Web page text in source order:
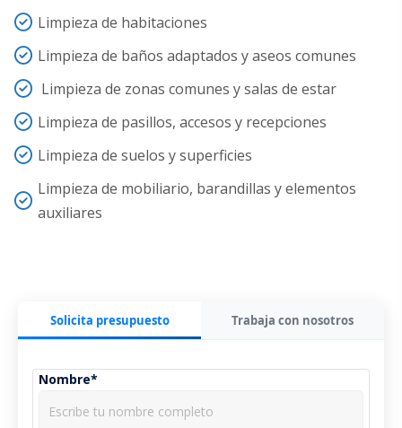
Limpieza de habitaciones
Limpieza de baños adaptados y aseos comunes
Limpieza de zonas comunes y salas de estar
Limpieza de pasillos, accesos y recepciones
Limpieza de suelos y superficies
Limpieza de mobiliario, barandillas y elementos
auxiliares
Solicita presupuesto Trabaja con nosotros
Nombre*